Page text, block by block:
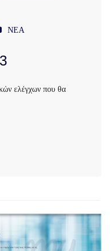
ΝΕΑ
ελέγχων που θα